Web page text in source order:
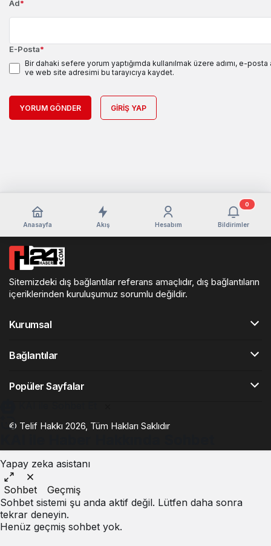
Ad*
E-Posta*
Bir dahaki sefere yorum yaptığımda kullanılmak üzere adımı, e-
ve web site adresimi bu tarayıcıya kaydet.
YORUM GÖNDER GIRIŞ YAP
Anasayfa Akış Hesabım Bildirimler
0
Sitemizdeki dış bağlantılar referans amaçlıdır, dış bağlantıların
içeriklerinden kuruluşumuz sorumlu değildir.
Kurumsal
Bağlantılar
Popüler Sayfalar
© Telif Hakkı 2026, Tüm Hakları Saklıdır
Yapay zeka asistanı
Sohbet
Geçmiş
Sohbet sistemi şu anda aktif değil. Lütfen daha sonra
tekrar deneyin.
Henüz geçmiş sohbet yok.